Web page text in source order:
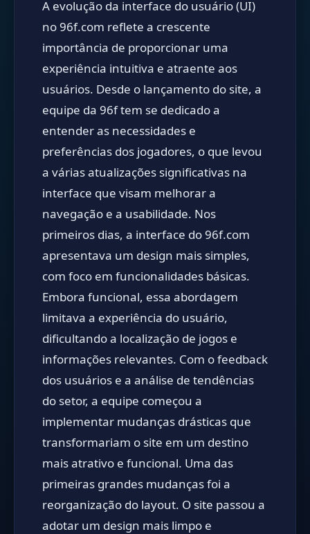
A evolução da interface do usuário (UI)
no 96f.com reflete a crescente
importância de proporcionar uma
experiência intuitiva e atraente aos
usuários. Desde o lançamento do site, a
equipe da 96f tem se dedicado a
entender as necessidades e
preferências dos jogadores, o que levou
a várias atualizações significativas na
interface que visam melhorar a
navegação e a usabilidade. Nos
primeiros dias, a interface do 96f.com
apresentava um design mais simples,
com foco em funcionalidades básicas.
Embora funcional, essa abordagem
limitava a experiência do usuário,
dificultando a localização de jogos e
informações relevantes. Com o feedback
dos usuários e a análise de tendências
do setor, a equipe começou a
implementar mudanças drásticas que
transformariam o site em um destino
mais atrativo e funcional. Uma das
primeiras grandes mudanças foi a
reorganização do layout. O site passou a
adotar um design mais limpo e